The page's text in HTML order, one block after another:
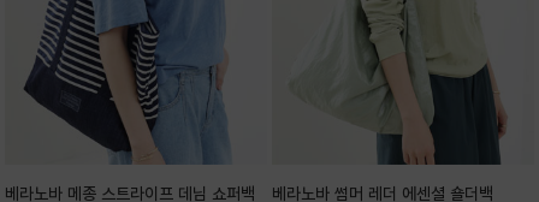
베라노바 메종 스트라이프 데님 쇼퍼백 베라노바 썸머 레더 에센셜 숄더백